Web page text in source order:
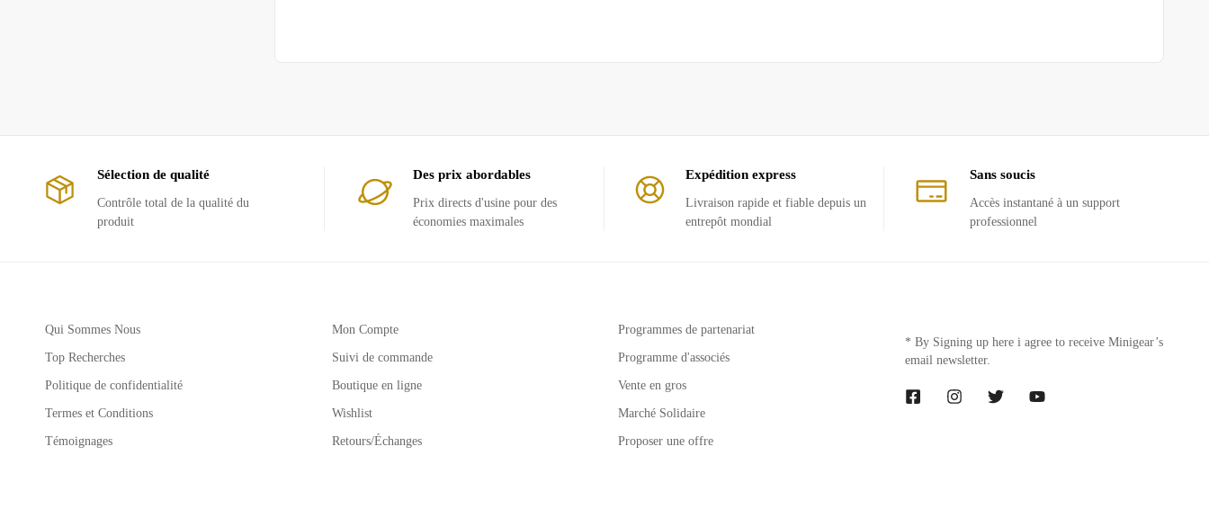
Sélection de qualité
Contrôle total de la qualité du
produit
Des prix abordables
Prix ​​directs d'usine pour des
économies maximales
Expédition express
Livraison rapide et fiable depuis un
entrepôt mondial
Sans soucis
Accès instantané à un support
professionnel
Qui Sommes Nous
Top Recherches
Politique de confidentialité
Termes et Conditions
Témoignages
Mon Compte
Suivi de commande
Boutique en ligne
Wishlist
Retours/Échanges
Programmes de partenariat
Programme d'associés
Vente en gros
Marché Solidaire
Proposer une offre
* By Signing up here i agree to receive Minigear’s
email newsletter.